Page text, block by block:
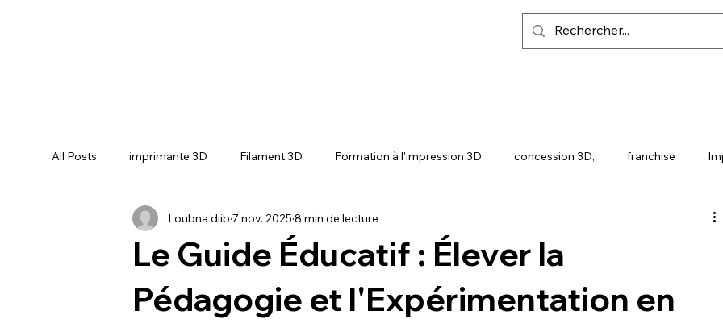
All Posts imprimante 3D Filament 3D Formation à l'impression 3D concession 3D, franchise
CREALITY SPARKX i7 Color Combo CREALITY
Le Guide Éducatif : Élever la
Pédagogie et l'Expérimentation en
Loubna diib 7 nov. 2025 8 min de lecture